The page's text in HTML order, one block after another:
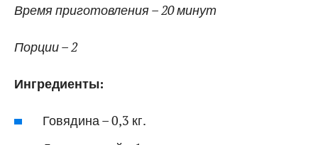
Время приготовления – 20 минут
Порции – 2
Ингредиенты:
Говядина – 0,3 кг.